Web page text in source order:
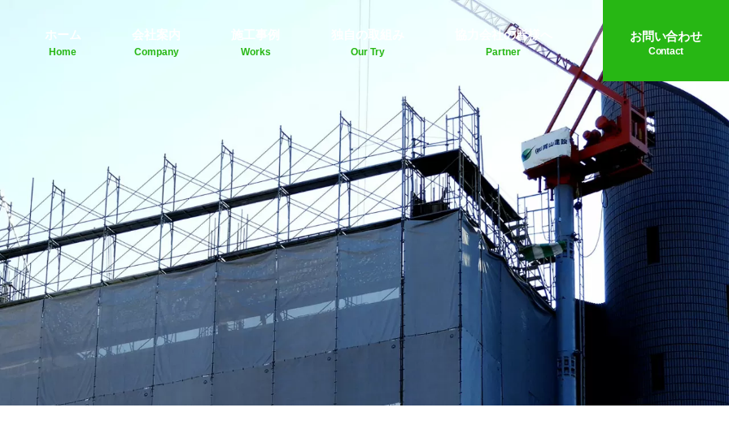
ホーム
Home
会社案内
Company
施工事例
Works
独自の取組み
Our Try
協力会社の皆様へ
Partner
お問い合わせ
Contact